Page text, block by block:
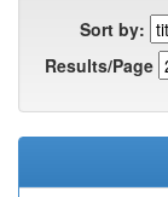
Sort by:
Results/Page